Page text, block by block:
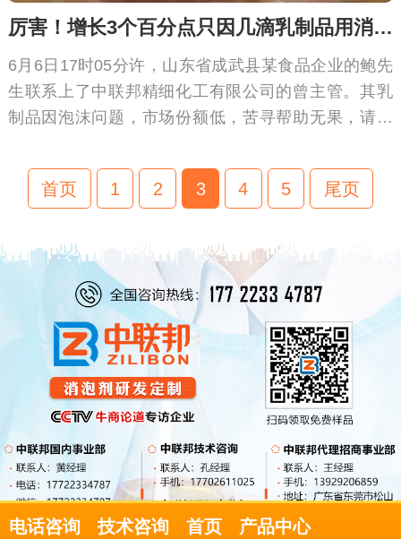
厉害！增长3个百分点只因几滴乳制品用消泡剂
6月6日17时05分许，山东省成武县某食品企业的鲍先
生联系上了中联邦精细化工有限公司的曾主管。其乳
制品因泡沫问题，市场份额低，苦寻帮助无果，请求
首页 1 2 3 4 5 尾页
电话咨询 技术咨询 首页 产品中心